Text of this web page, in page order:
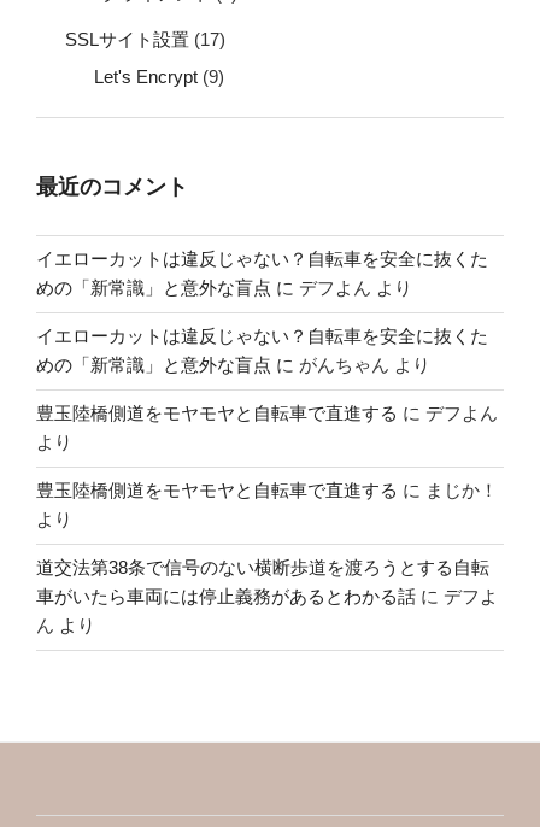
SSLサイト設置 (17)
Let's Encrypt (9)
最近のコメント
イエローカットは違反じゃない？自転車を安全に抜くた
めの「新常識」と意外な盲点 に デフよん より
イエローカットは違反じゃない？自転車を安全に抜くた
めの「新常識」と意外な盲点 に がんちゃん より
豊玉陸橋側道をモヤモヤと自転車で直進する に デフよん
より
豊玉陸橋側道をモヤモヤと自転車で直進する に まじか！
より
道交法第38条で信号のない横断歩道を渡ろうとする自転
車がいたら車両には停止義務があるとわかる話 に デフよ
ん より